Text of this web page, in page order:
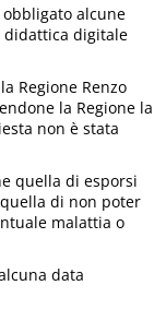
alcune
didattica digitale
Regione Renzo
la Regione la
non è stata
quella di esporsi
di non poter
malattia o
data